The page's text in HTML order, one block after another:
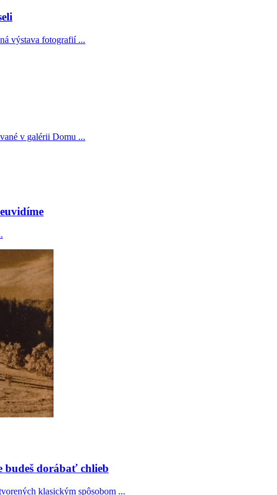
výstava fotografií ...
v galérii Domu ...
budeš dorábať chlieb
klasickým spôsobom ...